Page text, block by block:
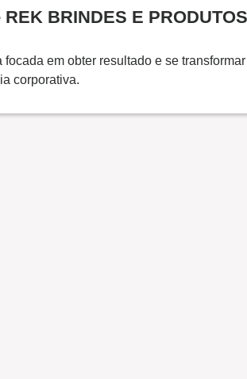
BRINDES E
focada em obter resultado e se
corporativa.